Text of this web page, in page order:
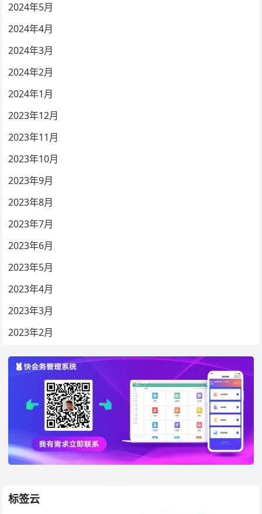
2024年5月
2024年4月
2024年3月
2024年2月
2024年1月
2023年12月
2023年11月
2023年10月
2023年9月
2023年8月
2023年7月
2023年6月
2023年5月
2023年4月
2023年3月
2023年2月
标签云